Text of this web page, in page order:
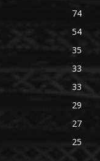
74
54
35
33
33
29
27
25